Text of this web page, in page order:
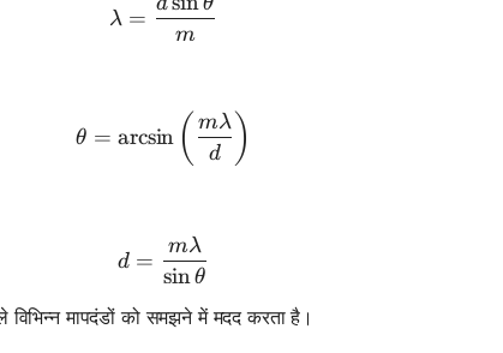
\lambda = \frac{d \sin
λ =
m
\theta = \arcsin\left(\frac{m
θ = arcsin ( d
mλ )
d = \frac{m \lambda}{\sin
d =
sinθ
mλ
विभिन्न मापदंडों को समझने में मदद करता है।